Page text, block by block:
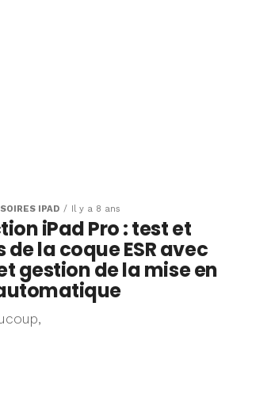
IPAD Il y a 8 ans
iPad Pro : test et
de la coque ESR avec
gestion de la mise en